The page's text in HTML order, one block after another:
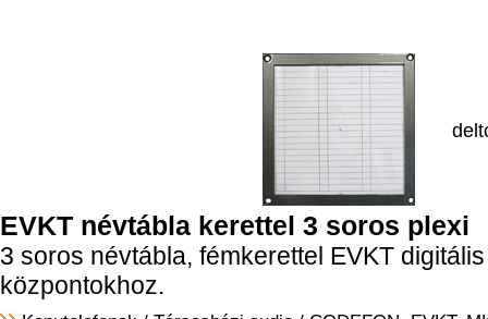
EVKT névtábla kerettel 3 soros plexi
3 soros névtábla, fémkerettel EVKT
központokhoz.